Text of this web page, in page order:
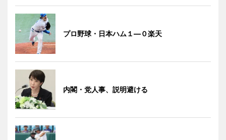
プロ野球・日本ハム１―０楽天
内閣・党人事、説明避ける